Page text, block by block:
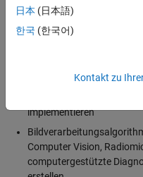
Standards wieIEC 62304
Mit MATLAB und Simulink
leistungsstarke Techniken
implementieren
Computer Vision,
computergestützte
日本 (日本語)
한국 (한국어)
Kontakt zu